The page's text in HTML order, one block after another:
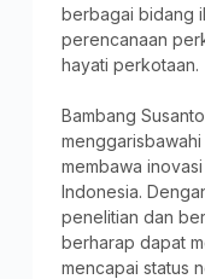
berbagai bidang
perencanaan
hayati perkotaan.
Bambang
membawa
Indonesia.
penelitian dan
berharap dapat
mencapai status